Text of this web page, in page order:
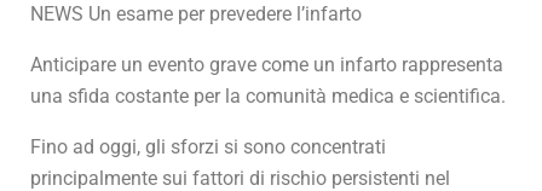
NEWS Un esame per prevedere l’infarto
Anticipare un evento grave come un infarto rappresenta
una sfida costante per la comunità medica e scientifica.
Fino ad oggi, gli sforzi si sono concentrati
principalmente sui fattori di rischio persistenti nel